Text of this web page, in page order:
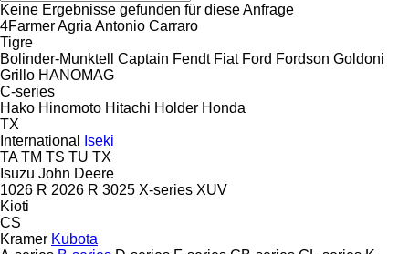
Keine Ergebnisse gefunden für diese Anfrage
4FarmerAgria Antonio Carraro
Tigre
Bolinder-Munktell
Captain Fendt Fiat Ford Fordson Goldoni
Grillo HANOMAG
C-series
Hako Hinomoto Hitachi Holder Honda
TX
International
Iseki
TA TM TS TU TX
Isuzu John Deere
1026 R 2026 R 3025 X-series XUV
Kioti
CS
Kramer Kubota